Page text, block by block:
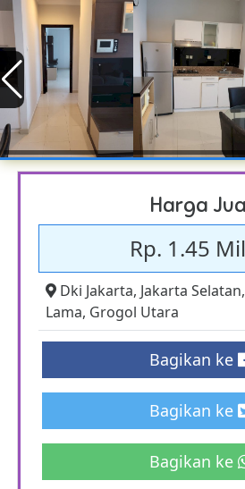
Harga
Rp. 1.45
Dki Jakarta, Jakarta Selatan,
Lama, Grogol Utara
Bagikan ke
Bagikan ke
Bagikan ke